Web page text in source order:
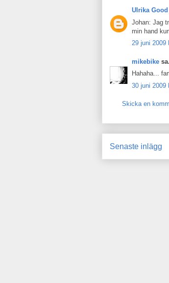
Ulrika Good
Johan: Jag
min hand
29 juni 2009
mikebike
Hahaha...
30 juni 2009
Skicka en
Senaste inlägg